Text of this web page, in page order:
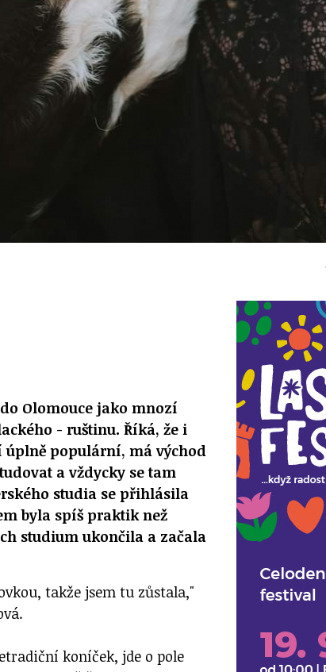
Olomouce jako mnozí
- ruštinu. Říká, že i
úplně populární, má východ
a vždycky se tam
studia se přihlásila
byla spíš praktik než
studium ukončila a začala
takže jsem tu zůstala,"
koníček, jde o pole